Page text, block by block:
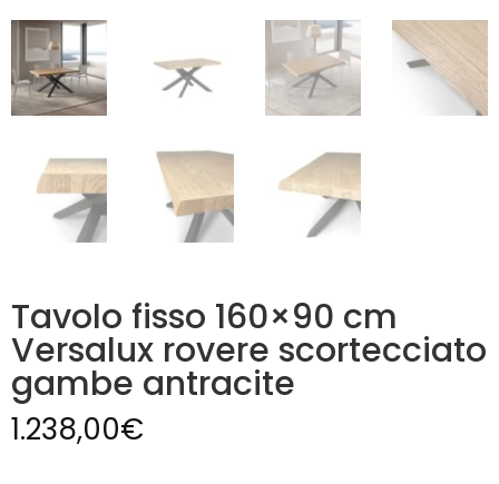
Tavolo fisso 160×90 cm
Versalux rovere scortecciato
gambe antracite
1.238,00€